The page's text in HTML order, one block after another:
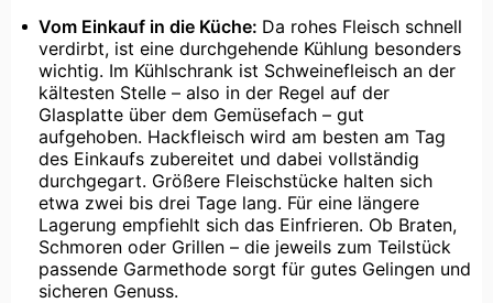
Vom Einkauf in die Küche: Da rohes Fleisch schnell
verdirbt, ist eine durchgehende Kühlung besonders
wichtig. Im Kühlschrank ist Schweinefleisch an der
kältesten Stelle – also in der Regel auf der
Glasplatte über dem Gemüsefach – gut
aufgehoben. Hackfleisch wird am besten am Tag
des Einkaufs zubereitet und dabei vollständig
durchgegart. Größere Fleischstücke halten sich
etwa zwei bis drei Tage lang. Für eine längere
Lagerung empfiehlt sich das Einfrieren. Ob Braten,
Schmoren oder Grillen – die jeweils zum Teilstück
passende Garmethode sorgt für gutes Gelingen und
sicheren Genuss.